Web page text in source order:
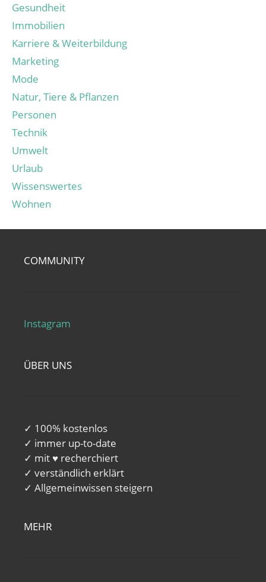
Gesundheit
Immobilien
Karriere & Weiterbildung
Marketing
Mode
Natur, Tiere & Pflanzen
Personen
Technik
Umwelt
Urlaub
Wissenswertes
Wohnen
COMMUNITY
Instagram
ÜBER UNS
✓ 100% kostenlos
✓ immer up-to-date
✓ mit ♥ recherchiert
✓ verständlich erklärt
✓ Allgemeinwissen steigern
MEHR